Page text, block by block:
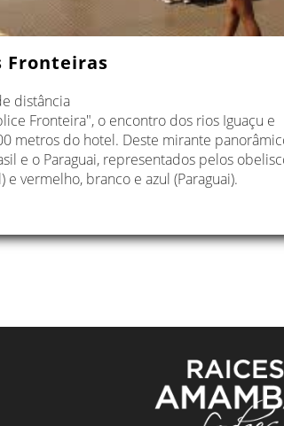
Fronteiras
distância
Fronteira", o encontro dos rios Iguaçu e
metros do hotel. Deste mirante
e o Paraguai, representados pelos
e vermelho, branco e azul (Paraguai).